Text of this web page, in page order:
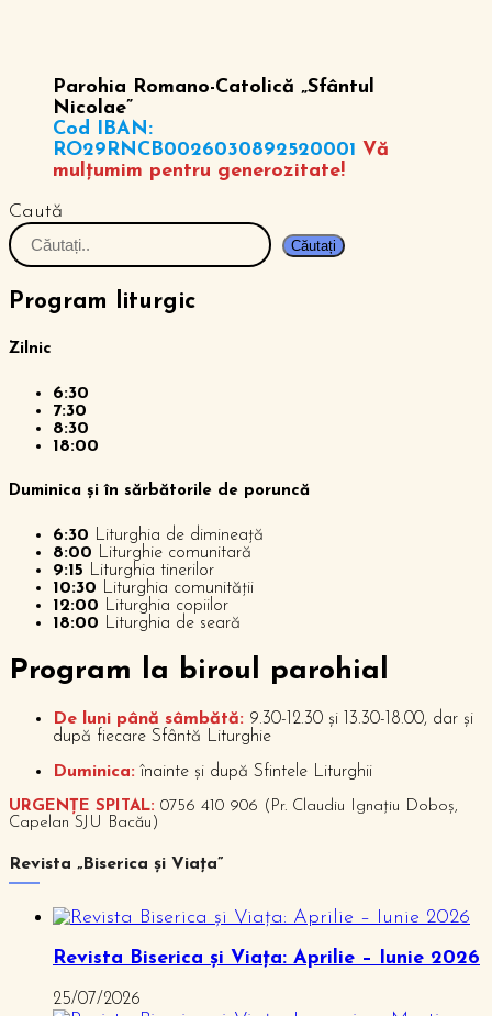
Parohia Romano-Catolică „Sfântul
Nicolae”
Cod IBAN:
RO29RNCB0026030892520001 Vă
mulțumim pentru generozitate!
Caută
Căutați
Program liturgic
Zilnic
6:30
7:30
8:30
18:00
Duminica și în sărbătorile de poruncă
6:30 Liturghia de dimineață
8:00 Liturghie comunitară
9:15 Liturghia tinerilor
10:30 Liturghia comunității
12:00 Liturghia copiilor
18:00 Liturghia de seară
Program la biroul parohial
De luni până sâmbătă: 9.30-12.30 și 13.30-18.00, dar și
după fiecare Sfântă Liturghie
Duminica: înainte și după Sfintele Liturghii
URGENȚE SPITAL: 0756 410 906 (Pr. Claudiu Ignațiu Doboș,
Capelan SJU Bacău)
Revista „Biserica și Viața”
Revista Biserica și Viața: Aprilie – Iunie 2026
25/07/2026